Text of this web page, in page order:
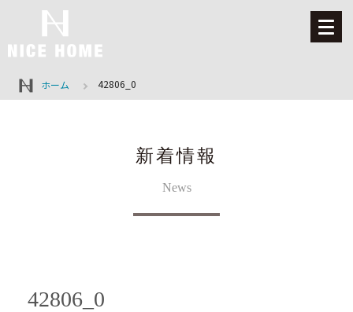
ホーム 42806_0
新着情報
News
42806_0